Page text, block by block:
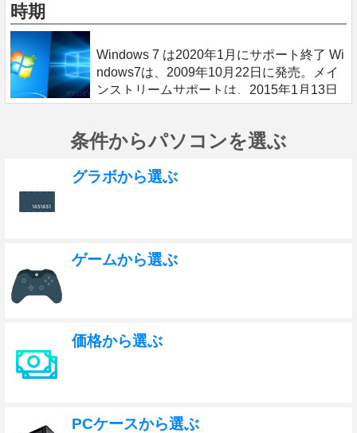
時期
Windows 7 は2020年1月にサポート終了 Wi
ndows7は、2009年10月22日に発売。メイ
ンストリームサポートは、2015年1月13日
に終了しており、延長サポートは2020年1
のため
条件からパソコンを選ぶ
グラボから選ぶ
ゲームから選ぶ
価格から選ぶ
PCケースから選ぶ